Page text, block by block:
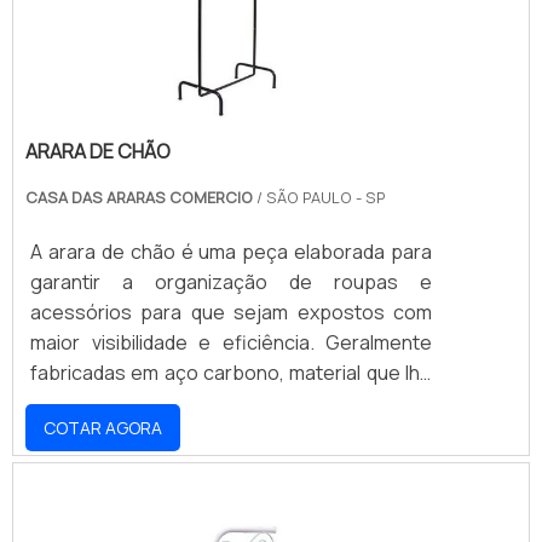
ARARA DE CHÃO
CASA DAS ARARAS COMERCIO / SÃO PAULO - SP
A arara de chão é uma peça elaborada para
garantir a organização de roupas e
acessórios para que sejam expostos com
maior visibilidade e eficiência. Geralmente
fabricadas em aço carbono, material que lhe
confere a mais alta resistência e
durabilidade, são facilmente aplicadas em
qualquer ambiente, pois sua altura,
uso mesmo em lugares com pouco espaço.
COTAR AGORA